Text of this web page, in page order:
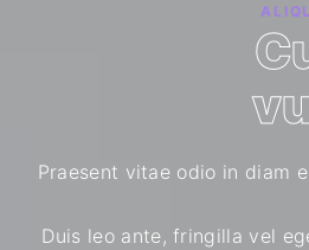
Praesent vitae odio in diam
Duis leo ante, fringilla vel